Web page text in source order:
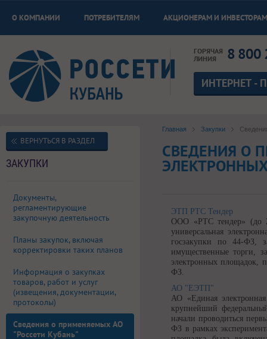
О КОМПАНИИ ПОТРЕБИТЕЛЯМ АКЦИОНЕРАМ И ИНВЕСТОРАМ
ГОРЯЧАЯ
ЛИНИЯ
8 800
ИНТЕРНЕТ -
Главная Закупки
СВЕДЕНИЯ О
ЭТП РТС Тендер
ООО «РТС тендер» (до
универсальная
госзакупки по 44-ФЗ,
имущественные торги,
электронных площадок,
ФЗ.
АО "ЕЭТП"
АО «Единая
крупнейший
начали проводиться
ФЗ в рамках
ВЕРНУТЬСЯ В РАЗДЕЛ
ЗАКУПКИ
Документы,
регламентирующие
закупочную деятельность
Планы закупок, включая
корректировки таких планов
Информация о закупках
товаров, работ и услуг
(извещения, документации,
протоколы)
Сведения о применяемых АО
"Россети Кубань"